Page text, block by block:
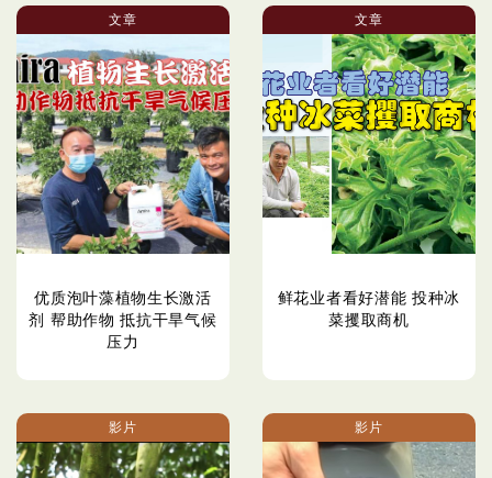
文章
优质泡叶藻植物生长激活
剂 帮助作物 抵抗干旱气候
压力
文章
鲜花业者看好潜能 投种冰
菜攫取商机
影片 影片